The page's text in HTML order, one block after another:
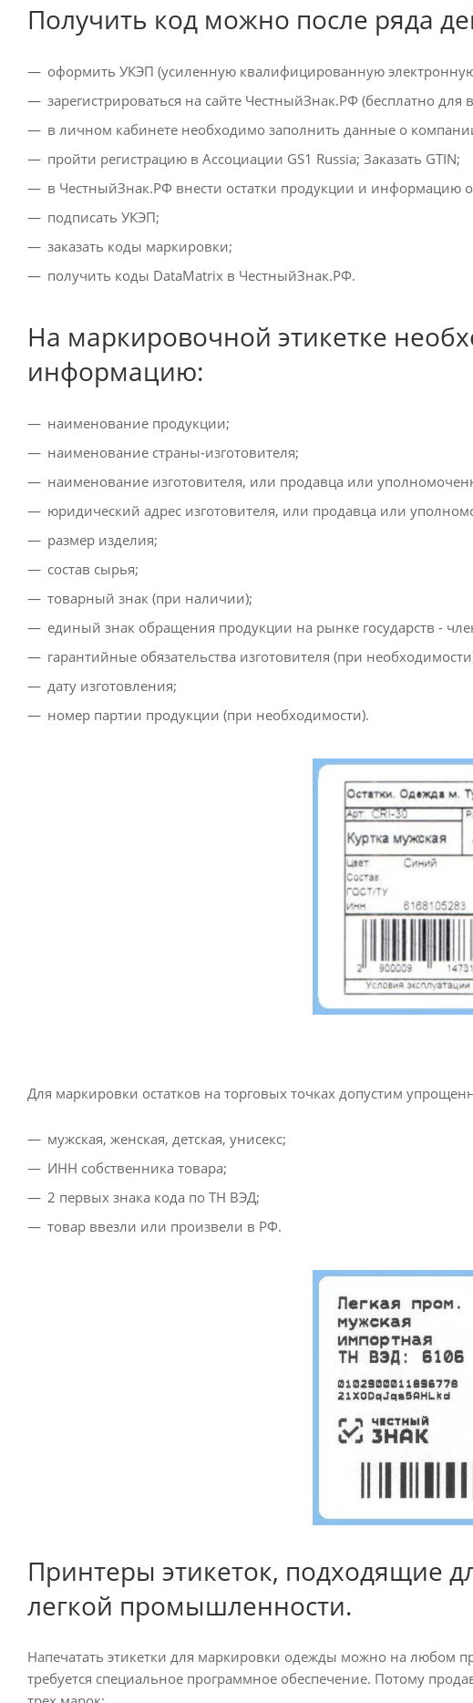
Получить код можно после ряда
оформить УКЭП (усиленную квалифицированную
зарегистрироваться на сайте ЧестныйЗнак.РФ (бесплатно для
в личном кабинете необходимо заполнить данные о
пройти регистрацию в Ассоциации GS1 Russia; Заказать GTIN;
в ЧестныйЗнак.РФ внести остатки продукции и информацию
подписать УКЭП;
заказать коды маркировки;
получить коды DataMatrix в ЧестныйЗнак.РФ.
На маркировочной этикетке
информацию:
наименование продукции;
наименование страны-изготовителя;
наименование изготовителя, или продавца или
юридический адрес изготовителя, или продавца или
размер изделия;
состав сырья;
товарный знак (при наличии);
единый знак обращения продукции на рынке государств -
гарантийные обязательства изготовителя (при
дату изготовления;
номер партии продукции (при необходимости).
Для маркировки остатков на торговых точках допустим
мужская, женская, детская, унисекс;
ИНН собственника товара;
2 первых знака кода по ТН ВЭД;
товар ввезли или произвели в РФ.
Принтеры этикеток, подходящие
легкой промышленности.
Напечатать этикетки для маркировки одежды можно на любом
требуется специальное программное обеспечение. Потому